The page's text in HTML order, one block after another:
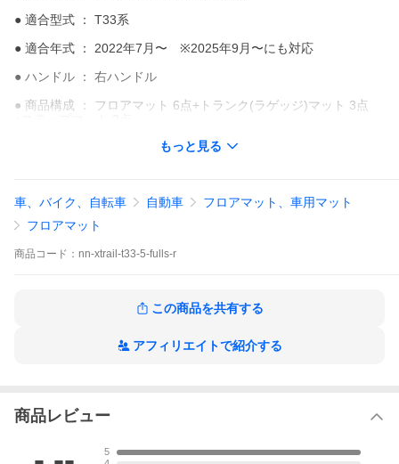
● 適合型式 ： T33系
● 適合年式 ： 2022年7月〜 ※2025年9月〜にも対応
● ハンドル ： 右ハンドル
● 商品構成 ： フロアマット 6点+トランク(ラゲッジ)マット 3点
● 付属品 : 取付用粘着式面ファスナー
● 床面固定フックに対応のリング付
★特殊エンボス構造により繊細で立体的な凹凸が表現されてお
り、それと耐候性に優れたラバーの柔軟な硬度が調和して、足元
フェルト仕様。また装着時のズレ防止性を高めるためにアクリル
系樹脂を特殊コーティングしており、車体床面に食いつき安定し
★お手入れ方法 汚れた場合、ラバーマット 表面は水洗いや濡
★こちらの商品は、「光触媒消臭加工キャンペーン」対象外にな
ります。
ロック糸カラー変更オプションはこちら
もっと見る
車、バイク、自転車 自動車
フロアマット、車用マット
フロアマット
商品 コード： nn-xtrail-t33-5-fulls-r
この商品を共有する
アフィリエイトで紹介する
商品レビュー
5